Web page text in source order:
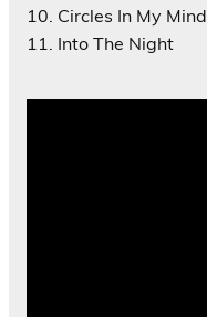
10. Circles In My Mind
11. Into The Night